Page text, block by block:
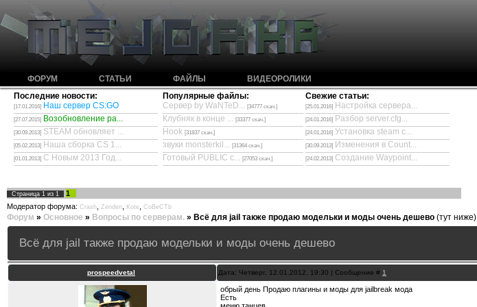
ФОРУМ СТАТЬИ ФАЙЛЫ ВИДЕОРОЛИКИ
Последние новости:
[17.01.2016] Наш сервер CS:GO
[27.07.2015] Возобновление ра...
[30.09.2013] STEAM обновляет ...
[05.02.2013] Наша сборка CS 1...
[01.01.2013] С Новым 2013 Год...
Популярные файлы:
Сервер by WaNTeD... [34777 скач.]
Клубняк в конце ... [33377 скач.]
Hook [31837 скач.]
звуки monsterkil... [31364 скач.]
Готовый PUBLIC с... [27053 скач.]
Свежие статьи:
[25.01.2016] Настройка сервера...
[24.01.2016] Разбор server.cfg...
[24.01.2016] Установка steam с...
[30.09.2013] Изменения в Count...
[24.02.2013] Создание Waypoint...
Страница 1 из 1
1
Модератор форума: Crash Zenden Kote CoBeCTb
Форум » Основное » Вопросы по серверам. » Всё для jail также продаю модельки и моды очень дешево (тут ниже)
Всё для jail также продаю модельки и моды очень дешево
prospeedvetal Дата: Четверг, 12.01.2012, 19:30 | Сообщение # 1
обрый день Продаю плагины и моды для jailbreak мода
Есть